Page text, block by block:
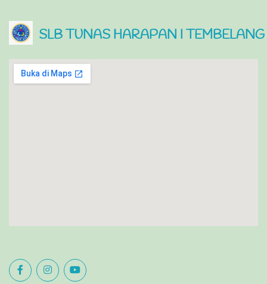
SLB TUNAS HARAPAN I TEMBELANG